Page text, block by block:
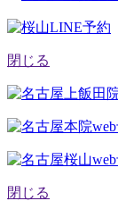
閉じる
閉じる